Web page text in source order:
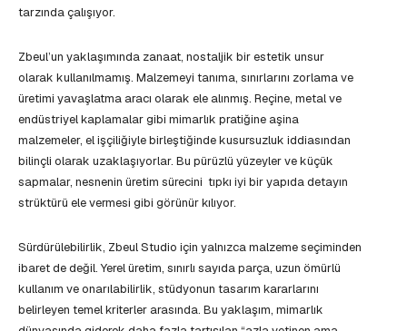
tarzında çalışıyor.
Zbeul’un yaklaşımında zanaat, nostaljik bir estetik unsur
olarak kullanılmamış. Malzemeyi tanıma, sınırlarını zorlama ve
üretimi yavaşlatma aracı olarak ele alınmış. Reçine, metal ve
endüstriyel kaplamalar gibi mimarlık pratiğine aşina
malzemeler, el işçiliğiyle birleştiğinde kusursuzluk iddiasından
bilinçli olarak uzaklaşıyorlar. Bu pürüzlü yüzeyler ve küçük
sapmalar, nesnenin üretim sürecini tıpkı iyi bir yapıda detayın
strüktürü ele vermesi gibi görünür kılıyor.
Sürdürülebilirlik, Zbeul Studio için yalnızca malzeme seçiminden
ibaret de değil. Yerel üretim, sınırlı sayıda parça, uzun ömürlü
kullanım ve onarılabilirlik, stüdyonun tasarım kararlarını
belirleyen temel kriterler arasında. Bu yaklaşım, mimarlık